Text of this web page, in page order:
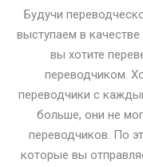
Будучи
выступаем в
вы хотите
переводчиком.
переводчики с
больше, они не
переводчиков. По
которые вы